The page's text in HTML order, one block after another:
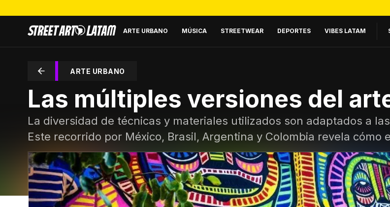
ARTE URBANO MÚSICA STREETWEAR DEPORTES VIBES LATAM
ARTE URBANO
Las múltiples versiones del
La diversidad de técnicas y materiales utilizados son adaptados a
Este recorrido por México, Brasil, Argentina y Colombia revela